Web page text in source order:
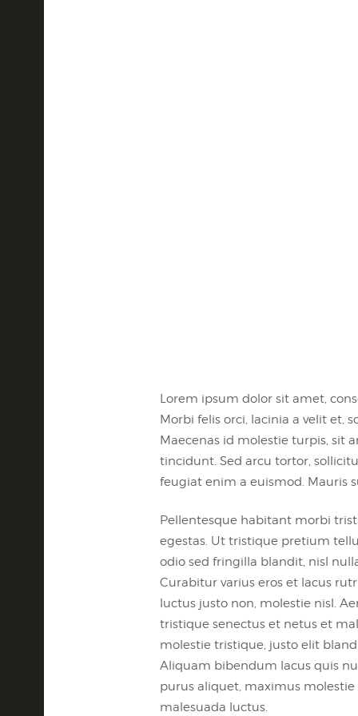
Lorem ipsum dolor sit amet,
Morbi felis orci, lacinia a velit et,
Maecenas id molestie turpis, sit
tincidunt. Sed arcu tortor,
feugiat enim a euismod. Mauris
Pellentesque habitant morbi
egestas. Ut tristique pretium
odio sed fringilla blandit, nisl
Curabitur varius eros et lacus
luctus justo non, molestie nisl.
tristique senectus et netus et
molestie tristique, justo elit
Aliquam bibendum lacus quis
purus aliquet, maximus
malesuada luctus.